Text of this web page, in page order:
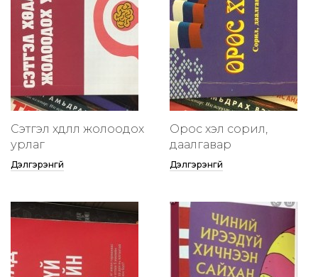
Сэтгэл хөдлөлөө жолоодох
урлаг
Дэлгэрэнгүй
Орос хэл сорил,
даалгавар
Дэлгэрэнгүй